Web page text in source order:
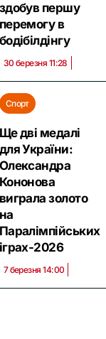
здобув першу
перемогу в
бодібілдінгу
30 березня 11:28
Спорт
Ще дві медалі
для України:
Олександра
Кононова
виграла золото
на
Паралімпійських
іграх-2026
7 березня 14:00